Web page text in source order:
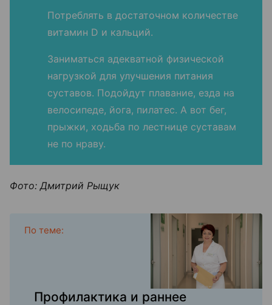
Потреблять в достаточном количестве
витамин D и кальций.
Заниматься адекватной физической
нагрузкой для улучшения питания
суставов. Подойдут плавание, езда на
велосипеде, йога, пилатес. А вот бег,
прыжки, ходьба по лестнице суставам
не по нраву.
Фото: Дмитрий Рыщук
По теме:
Профилактика и раннее